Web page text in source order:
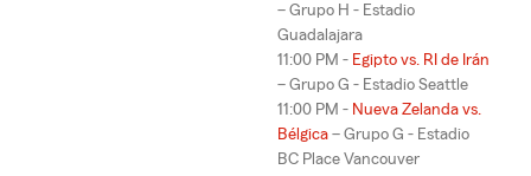
– Grupo H - Estadio
Guadalajara
11:00 PM - Egipto vs. RI de Irán
– Grupo G - Estadio Seattle
11:00 PM - Nueva Zelanda vs.
Bélgica – Grupo G - Estadio
BC Place Vancouver